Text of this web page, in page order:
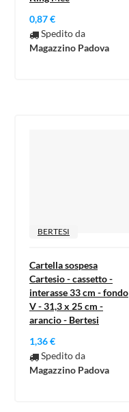
0,87 €
Spedito da
Magazzino Padova
BERTESI
Cartella sospesa
Cartesio - cassetto -
interasse 33 cm - fondo
V - 31,3 x 25 cm -
arancio - Bertesi
1,36 €
Spedito da
Magazzino Padova